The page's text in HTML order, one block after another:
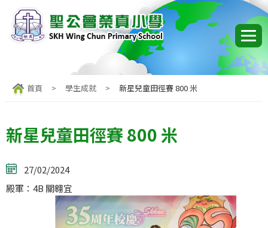
首頁 > 學生成就 > 新星兒童田徑賽 800 米
新星兒童田徑賽 800 米
27/02/2024
殿軍：4B 關翱宜